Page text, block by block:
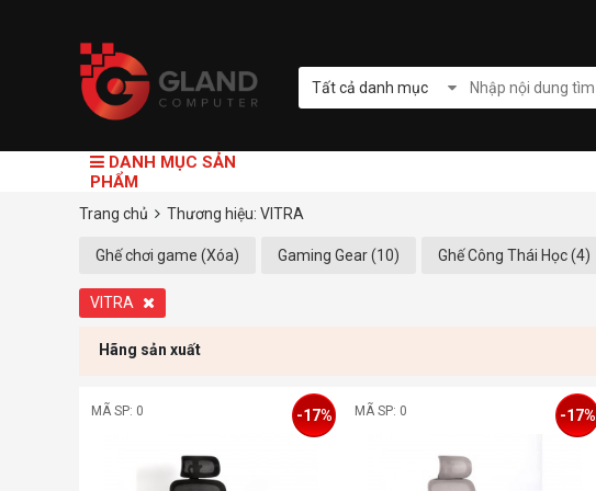
Tất cả danh mục
DANH MỤC SẢN
PHẨM
Trang chủ Thương hiệu: VITRA
Ghế chơi game (Xóa) Gaming Gear (10) Ghế Công Thái Học (4)
VITRA
Hãng sản xuất
MÃ SP: 0 -17% MÃ SP: 0 -17%